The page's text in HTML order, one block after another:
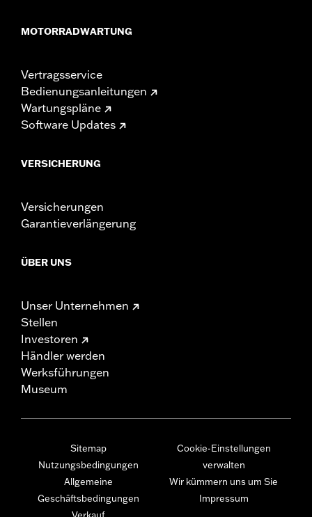
MOTORRADWARTUNG
Vertragsservice
Bedienungsanleitungen
Wartungspläne
Software Updates
VERSICHERUNG
Versicherungen
Garantieverlängerung
ÜBER UNS
Unser Unternehmen
Stellen
Investoren
Händler werden
Werksführungen
Museum
Sitemap
Nutzungsbedingungen
Allgemeine
Geschäftsbedingungen
Verkauf
Cookie-Einstellungen
verwalten
Wir kümmern uns um Sie
Impressum